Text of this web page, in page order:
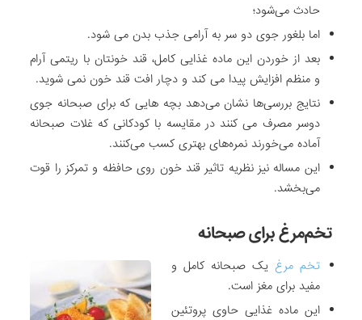
حادث می‌شود؛
اما بلغور جوی دو سر به آرامی جذب بدن می شود.
بعد از خوردن این ماده غذایی کامل، قند خونتان با ریتمی آرام
و منظم افزایش پیدا می کند و دچار افت قند خون نمی شوید.
نتایج بررسی‌ها نشان می‌دهد بچه هایی که برای صبحانه جوی
دوسر مصرف می کنند در مقایسه با کودکانی که غلات صبحانه
آماده می‌خورند نمره‌های بهتری کسب می‌کنند.
این مساله نیز نظریه تاثیر قند خون روی حافظه و تمرکز را قوت
می‌بخشد.
تخم‌مرغ برای صبحانه
تخم مرغ یک صبحانه کامل و
مفید برای مغز است.
این ماده غذایی حاوی پروتئین